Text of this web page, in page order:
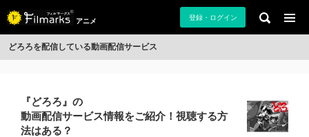
アニメ 登録・ログイン
どろろを配信している動画配信サービス
『どろろ』の
動画配信サービス情報をご紹介！視聴する方
法はある？